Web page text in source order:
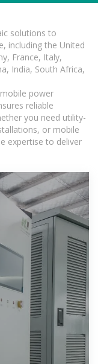
solutions to
including the United
France, Italy,
India, South Africa,
power
reliable
you need utility-
or mobile
expertise to deliver